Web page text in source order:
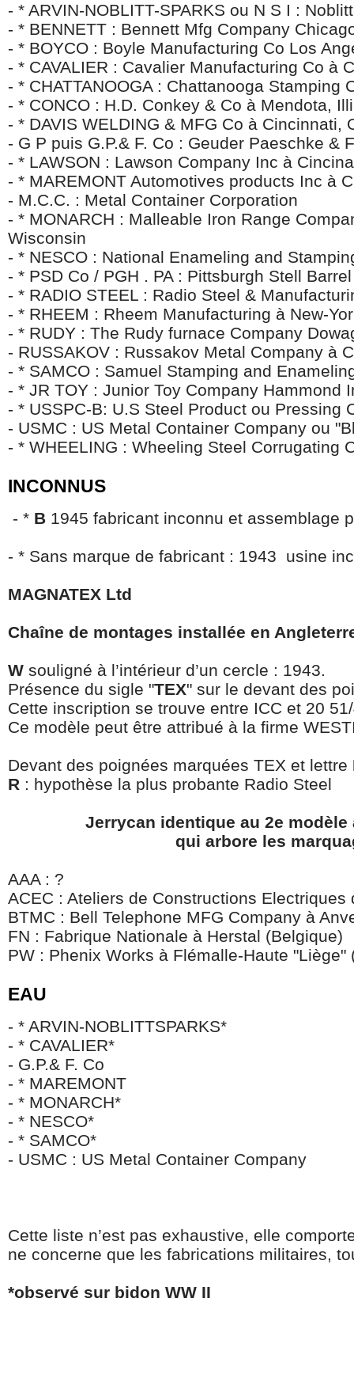
- * ARVIN-NOBLITT-SPARKS ou N S I :
- * BENNETT : Bennett Mfg Company
- * BOYCO : Boyle Manufacturing Co Los
- * CAVALIER : Cavalier Manufacturing Co à
- * CHATTANOOGA : Chattanooga
- * CONCO : H.D. Conkey & Co à Mendota,
- * DAVIS WELDING & MFG Co à Cincinnati,
- G P puis G.P.& F. Co : Geuder Paeschke
- * LAWSON : Lawson Company Inc à
- * MAREMONT Automotives products Inc à
- M.C.C. : Metal Container Corporation
- * MONARCH : Malleable Iron Range
Wisconsin
- * NESCO : National Enameling and
- * PSD Co / PGH . PA : Pittsburgh Stell
- * RADIO STEEL : Radio Steel &
- * RHEEM : Rheem Manufacturing à New-
- * RUDY : The Rudy furnace Company
- RUSSAKOV : Russakov Metal Company à
- * SAMCO : Samuel Stamping and
- * JR TOY : Junior Toy Company Hammond
- * USSPC-B: U.S Steel Product ou Pressing
- USMC : US Metal Container Company ou
- * WHEELING : Wheeling Steel Corrugating
INCONNUS
- * B 1945 fabricant inconnu et assemblage
- * Sans marque de fabricant : 1943 usine
MAGNATEX Ltd
Chaîne de montages installée en
W souligné à l’intérieur d’un cercle : 1943.
Présence du sigle "TEX" sur le devant des
Cette inscription se trouve entre ICC et 20
Ce modèle peut être attribué à la firme
Devant des poignées marquées TEX et lettre
R : hypothèse la plus probante Radio Steel
Jerrycan identique au 2e
qui arbore les
AAA : ?
ACEC : Ateliers de Constructions Electriques
BTMC : Bell Telephone MFG Company à
FN : Fabrique Nationale à Herstal (Belgique)
PW : Phenix Works à Flémalle-Haute "Liège"
EAU
- * ARVIN-NOBLITTSPARKS*
- * CAVALIER*
- G.P.& F. Co
- * MAREMONT
- * MONARCH*
- * NESCO*
- * SAMCO*
- USMC : US Metal Container Company
Cette liste n’est pas exhaustive, elle
ne concerne que les fabrications militaires,
*observé sur bidon WW II